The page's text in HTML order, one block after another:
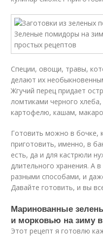
Специи, овощи, травы,
делают их
Жгучий перец придает
ломтиками черного
картофелю, кашам,
Готовить можно в бочке,
приготовить, именно, в
есть, да и для кастрюли
длительного хранения. А
разными способами, и
Давайте готовить, и вы
Маринованные
и морковью на зиму
Этот рецепт я готовлю